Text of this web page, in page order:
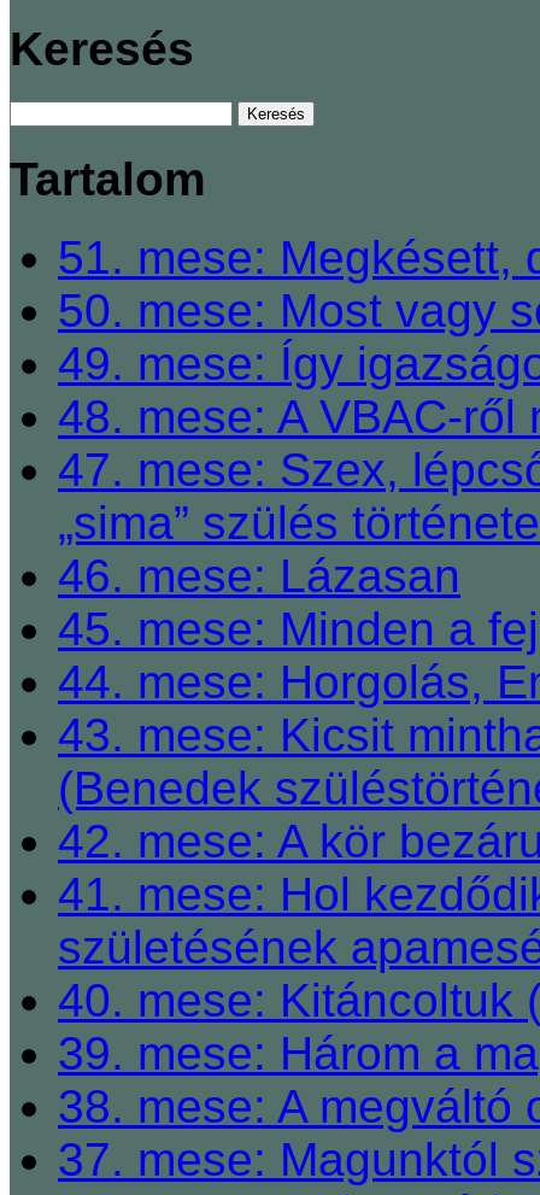
Keresés
Tartalom
51. mese: Megkésett,
50. mese: Most vagy
49. mese: Így
48. mese: A VBAC-
47. mese: Szex,
„sima” szülés
46. mese: Lázasan
45. mese: Minden a
44. mese: Horgolás,
43. mese: Kicsit
(Benedek
42. mese: A kör
41. mese: Hol
születésének
40. mese: Kitáncoltuk
39. mese: Három a
38. mese: A megváltó
37. mese: Magunktól